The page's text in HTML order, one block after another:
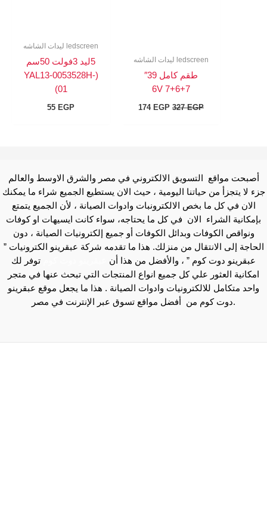
ledscreen ليدات الشاشه
طقم كامل 39″
7+6+7 6V
327EGP
174 EGP
ledscreen ليدات الشاشه
5ليد 3فولت 50سم
(YAL13-0053528H-
01)
55 EGP
أصبحت مواقع التسويق الالكتروني في مصر والشرق الاوسط والعالم
جزء لا يتجزأ من حياتنا اليومية ، حيث الان يستطيع الجميع شراء ما يمكنك
الان في كل ما بخص الالكترونبات وادوات الصيانة ، لأن الجميع يتمتع
بإمكانية الشراء الان في كل ما يحتاجه، سواء كانت ايسيهات او كوفات
ونواقص الكوفات وبدائل الكوفات أو جميع إلكترونيات الصيانة ، دون
الحاجة إلى الانتقال من منزلك. هذا ما تقدمه شركة عبقرينو الكترونيات ”
عبقرينو دوت كوم ” ، والأفضل من هذا أن
توفر لك
امكانية العثور علي كل جميع انواع المنتجات التي تبحث عنها في متجر
واحد متكامل للالكترونيات وادوات الصيانة . هذا ما يجعل موقع عبقرينو
دوت كوم من أفضل مواقع تسوق عبر الإنترنت في مصر.